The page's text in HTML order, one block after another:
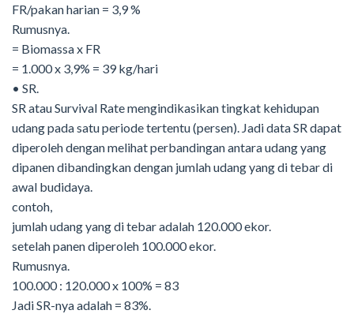
FR/pakan harian = 3,9 %
Rumusnya.
= Biomassa x FR
= 1.000 x 3,9% = 39 kg/hari
• SR.
SR atau Survival Rate mengindikasikan tingkat kehidupan
udang pada satu periode tertentu (persen). Jadi data SR dapat
diperoleh dengan melihat perbandingan antara udang yang
dipanen dibandingkan dengan jumlah udang yang di tebar di
awal budidaya.
contoh,
jumlah udang yang di tebar adalah 120.000 ekor.
setelah panen diperoleh 100.000 ekor.
Rumusnya.
100.000 : 120.000 x 100% = 83
Jadi SR-nya adalah = 83%.